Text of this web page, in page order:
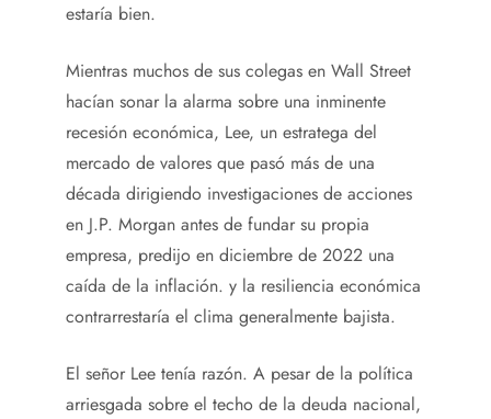
estaría bien.
Mientras muchos de sus colegas en Wall Street
hacían sonar la alarma sobre una inminente
recesión económica, Lee, un estratega del
mercado de valores que pasó más de una
década dirigiendo investigaciones de acciones
en J.P. Morgan antes de fundar su propia
empresa, predijo en diciembre de 2022 una
caída de la inflación. y la resiliencia económica
contrarrestaría el clima generalmente bajista.
El señor Lee tenía razón. A pesar de la política
arriesgada sobre el techo de la deuda nacional,